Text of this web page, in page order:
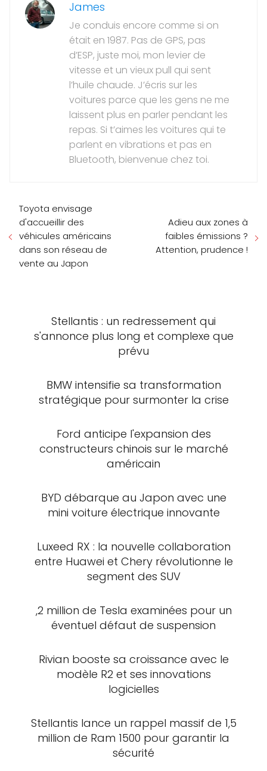
James
Je conduis encore comme si on
était en 1987. Pas de GPS, pas
d’ESP, juste moi, mon levier de
vitesse et un vieux pull qui sent
l’huile chaude. J’écris sur les
voitures parce que les gens ne me
laissent plus en parler pendant les
repas. Si t’aimes les voitures qui te
parlent en vibrations et pas en
Bluetooth, bienvenue chez toi.
Toyota envisage
d'accueillir des
véhicules américains
dans son réseau de
vente au Japon
Adieu aux zones à
faibles émissions ?
Attention, prudence !
Stellantis : un redressement qui
s'annonce plus long et complexe que
prévu
BMW intensifie sa transformation
stratégique pour surmonter la crise
Ford anticipe l'expansion des
constructeurs chinois sur le marché
américain
BYD débarque au Japon avec une
mini voiture électrique innovante
Luxeed RX : la nouvelle collaboration
entre Huawei et Chery révolutionne le
segment des SUV
,2 million de Tesla examinées pour un
éventuel défaut de suspension
Rivian booste sa croissance avec le
modèle R2 et ses innovations
logicielles
Stellantis lance un rappel massif de 1,5
million de Ram 1500 pour garantir la
sécurité